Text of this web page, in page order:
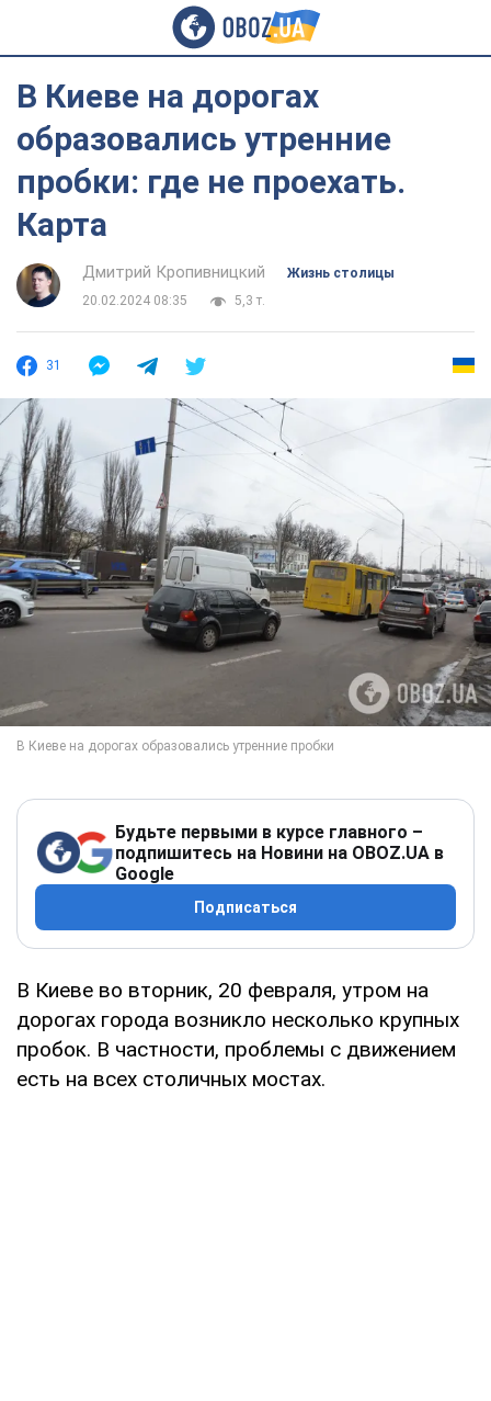
В Киеве на дорогах
образовались утренние
пробки: где не проехать.
Карта
Дмитрий Кропивницкий
Жизнь столицы
20.02.2024 08:35
5,3 т.
31
Будьте первыми в курсе главного –
подпишитесь на Новини на OBOZ.UA в
Google
Подписаться
В Киеве во вторник, 20 февраля, утром на
дорогах города возникло несколько крупных
пробок. В частности, проблемы с движением
есть на всех столичных мостах.